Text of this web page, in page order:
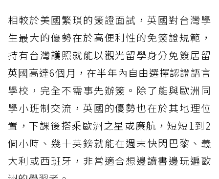
相較於美國繁瑣的簽證面試，英國對台灣學
生最大的優勢在於高便利性的免簽證規範，
持有台灣護照就能以觀光留學身分免簽居留
英國高達6個月，在半年內自由選擇認證語言
學校，完全不需事先辦簽。除了能與歐洲同
學小班制交流，英國的優勢也在於其地理位
置，下課後搭乘歐洲之星或廉航，短短1到2
個小時、幾十英鎊就能在週末快閃巴黎、義
大利或西班牙，非常適合想邊讀書邊玩遍歐